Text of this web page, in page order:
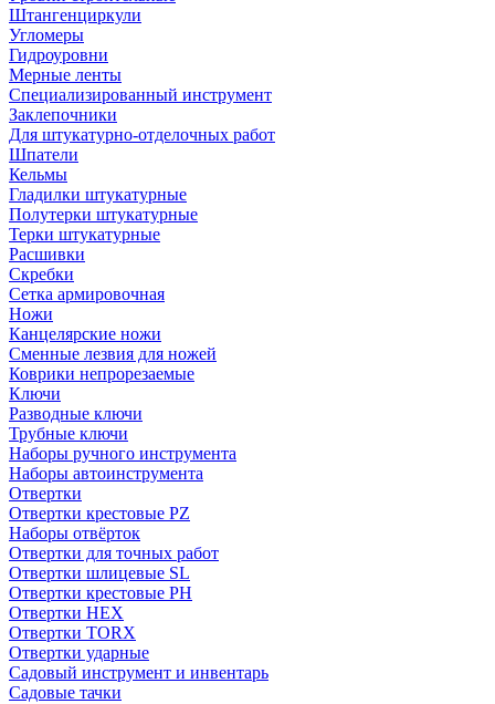
Штангенциркули
Угломеры
Гидроуровни
Мерные ленты
Специализированный инструмент
Заклепочники
Для штукатурно-отделочных работ
Шпатели
Кельмы
Гладилки штукатурные
Полутерки штукатурные
Терки штукатурные
Расшивки
Скребки
Сетка армировочная
Ножи
Канцелярские ножи
Сменные лезвия для ножей
Коврики непрорезаемые
Ключи
Разводные ключи
Трубные ключи
Наборы ручного инструмента
Наборы автоинструмента
Отвертки
Отвертки крестовые PZ
Наборы отвёрток
Отвертки для точных работ
Отвертки шлицевые SL
Отвертки крестовые PH
Отвертки HEX
Отвертки TORX
Отвертки ударные
Садовый инструмент и инвентарь
Садовые тачки